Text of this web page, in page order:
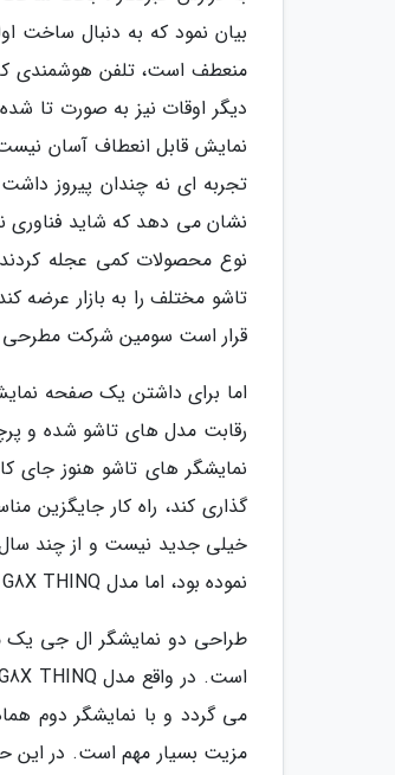
بیان نمود که به دنبال ساخت
منعطف است، تلفن هوشمندی که
دیگر اوقات نیز به صورت تا
نمایش قابل انعطاف آسان
تجربه ای نه چندان پیروز
نشان می دهد که شاید فناوری
نوع محصولات کمی عجله
تاشو مختلف را به بازار عرضه
قرار است سومین شرکت مطرحی
اما برای داشتن یک صفحه
نمایشگر های تاشو هنوز جای
گذاری کند، راه کار جایگزین
نموده بود، اما مدل G8X THINQ تفاوت هایی دارد که شاید موجب پیروزیت آن گردد.
طراحی دو نمایشگر ال جی یک
می گردد و با نمایشگر دوم
مزیت بسیار مهم است. در این